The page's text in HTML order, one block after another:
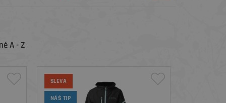
A - Z
SLEVA
NÁŠ TIP